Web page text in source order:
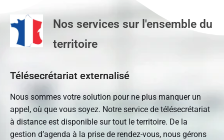
Nos services sur l'ensemble du
territoire
Télésecrétariat externalisé
Nous sommes votre solution pour ne plus manquer un
appel, où que vous soyez. Notre service de télésecrétariat
à distance est disponible sur tout le territoire. De la
gestion d’agenda à la prise de rendez-vous, nous gérons